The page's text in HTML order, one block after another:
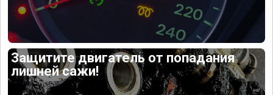
Защитите двигатель от попадания
лишней сажи!